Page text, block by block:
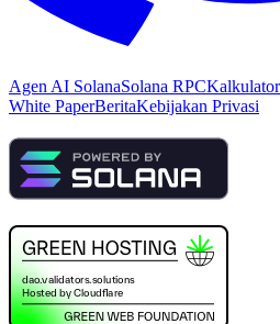
Agen AI SolanaSolana RPC
White PaperBeritaKebijakan Privasi